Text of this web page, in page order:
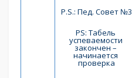
P.S.: Пед. Совет №3
PS: Табель
успеваемости
закончен –
начинается
проверка